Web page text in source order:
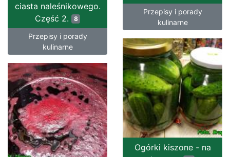
Przepisy i porady
kulinarne
ciasta naleśnikowego.
Część 2.
8
Przepisy i porady
kulinarne
Ogórki kiszone - na